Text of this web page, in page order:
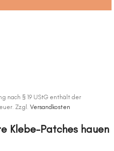
nach § 19 UStG enthält der
Zzgl. Versandkosten
Klebe-Patches hauen